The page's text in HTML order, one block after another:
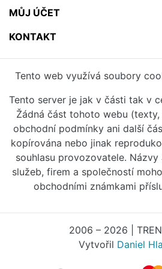
MŮJ ÚČET
KONTAKT
Tento web využívá soubory
Tento server je jak v části tak v
Žádná část tohoto webu
obchodní podmínky ani další
kopírována nebo jinak
souhlasu provozovatele.
služeb, firem a společností
obchodními známkami
2006 – 2026 |
Vytvořil Daniel